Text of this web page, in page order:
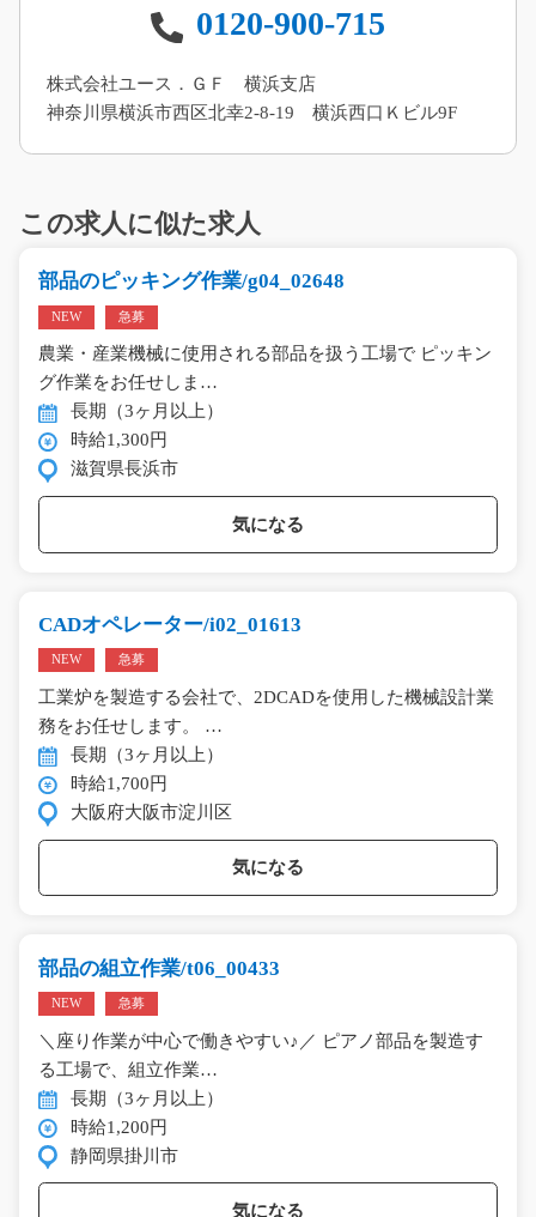
0120-900-715
株式会社ユース．ＧＦ 横浜支店
神奈川県横浜市西区北幸2-8-19 横浜西口Ｋビル9F
この求人に似た求人
部品のピッキング作業/g04_02648
NEW 急募
農業・産業機械に使用される部品を扱う工場で ピッキン
グ作業をお任せしま…
長期（3ヶ月以上）
時給1,300円
滋賀県長浜市
気になる
CADオペレーター/i02_01613
NEW 急募
工業炉を製造する会社で、2DCADを使用した機械設計業
務をお任せします。 …
長期（3ヶ月以上）
時給1,700円
大阪府大阪市淀川区
気になる
部品の組立作業/t06_00433
NEW 急募
＼座り作業が中心で働きやすい♪／ ピアノ部品を製造す
る工場で、組立作業…
長期（3ヶ月以上）
時給1,200円
静岡県掛川市
気になる